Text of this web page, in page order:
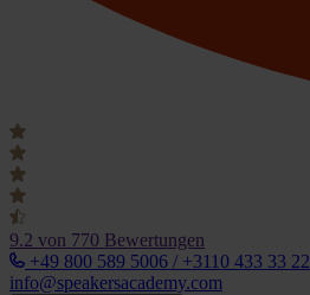
9.2 von 770 Bewertungen
+49 800 589 5006 / +3110 433 33 22
info@speakersacademy.com